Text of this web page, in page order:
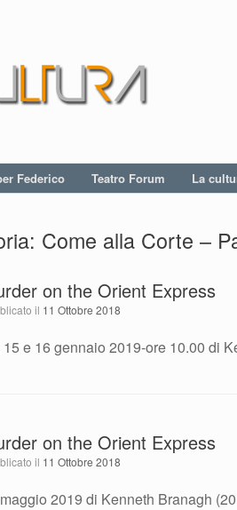
Federico Teatro Forum La
Come alla Corte –
on the Orient Express
il 11 Ottobre 2018
15 e 16 gennaio 2019-ore 10.00 di
on the Orient Express
il 11 Ottobre 2018
2019 di Kenneth Branagh